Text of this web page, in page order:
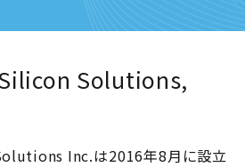
Solutions,
Inc.は2016年8月に設立